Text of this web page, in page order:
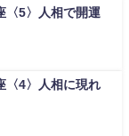
〈5〉人相で開運
〈4〉人相に現れ